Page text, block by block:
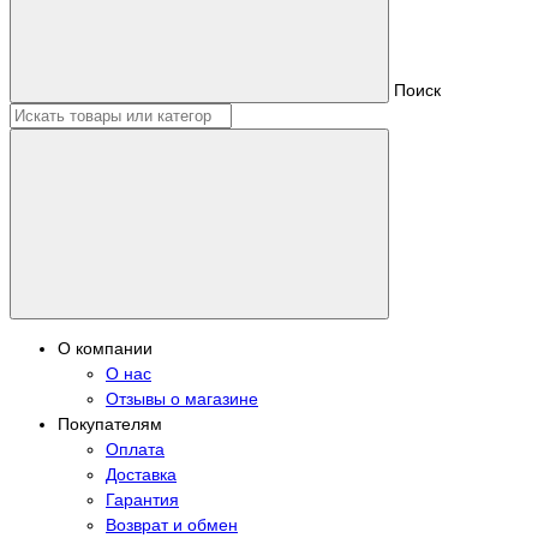
Поиск
О компании
О нас
Отзывы о магазине
Покупателям
Оплата
Доставка
Гарантия
Возврат и обмен